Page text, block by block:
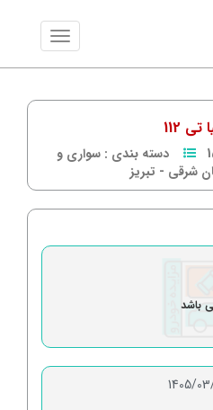
112
دسته بندی : سواری و
شرقی - تبریز
باشد
1405/